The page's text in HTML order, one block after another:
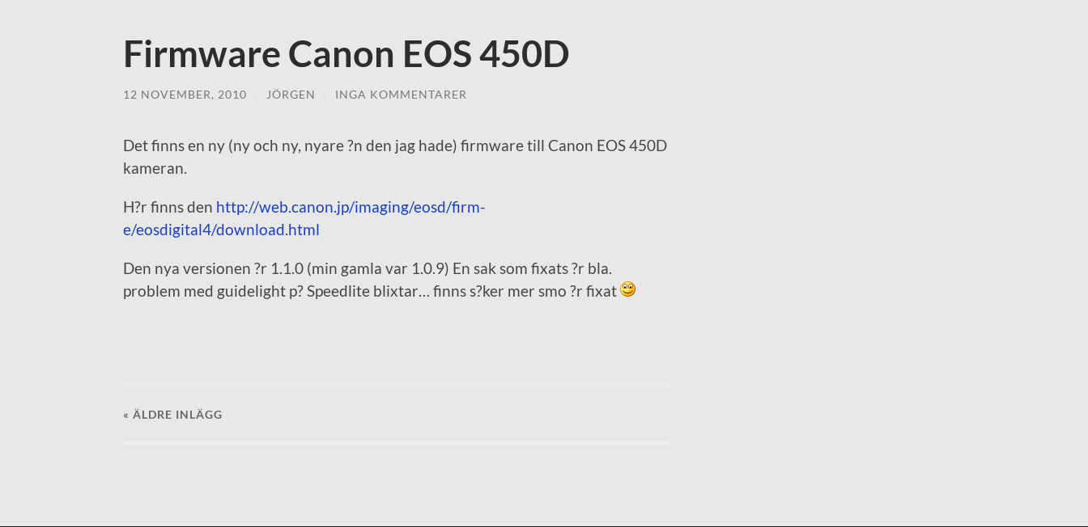
Firmware Canon EOS 450D
12 NOVEMBER, 2010 JÖRGEN INGA KOMMENTARER
Det finns en ny (ny och ny, nyare ?n den jag hade) firmware till Canon EOS 450D
kameran.
H?r finns den http://web.canon.jp/imaging/eosd/firm-
e/eosdigital4/download.html
Den nya versionen ?r 1.1.0 (min gamla var 1.0.9) En sak som fixats ?r bla.
problem med guidelight p? Speedlite blixtar… finns s?ker mer smo ?r fixat
« ÄLDRE INLÄGG